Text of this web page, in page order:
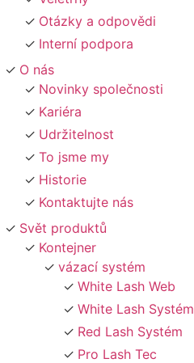
Otázky a odpovědi
Interní podpora
O nás
Novinky společnosti
Kariéra
Udržitelnost
To jsme my
Historie
Kontaktujte nás
Svět produktů
Kontejner
vázací systém
White Lash Web
White Lash Systém
Red Lash Systém
Pro Lash Tec